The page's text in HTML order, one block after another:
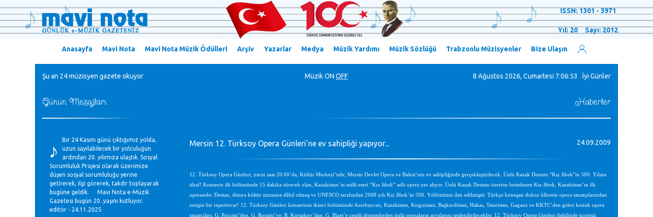
ISSN: 1301 - 3971
Yıl: 20 Sayı: 2012
Anasayfa Mavi Nota Mavi Nota Müzik Ödülleri Arşiv Yazarlar Medya Müzik Yardımı Müzik Sözlüğü Trabzonlu Müzisyenler Bize Ulaşın
Şu an 24 müzisyen gazete okuyor MüzikON OFF 8 Ağustos 2026, Cumartesi 7:06:53 İyi Günler
Günün Mesajları
♪
Bir 24 Kasım günü çıktığımız yolda,
uzun sayılabilecek bir yolculuğun
ardından 20. yılımıza ulaştık. Sosyal
Sorumluluk Projesi olarak üzerimize
düşen sosyal sorumluluğu yerine
getirerek, ilgi görerek, takdir toplayarak
bugüne geldik. Mavi Nota e-Müzik
Gazetesi bugün 20. yaşını kutluyor.
editör - 24.11.2025
Haberler
Mersin 12. Türksoy Opera Günleri’ne ev sahipliği yapıyor... 24.09.2009
12. Türksoy Opera Günleri, yarın saat 20.00’da, Kültür Merkezi’nde, Mersin Devlet Opera ve Balesi’nin ev sahipliğinde gerçekleştirilecek. Ünlü Kazak Destanı “Kız Jibek”in 500. Yılına
ithaf! Konserin ilk bölümünde 15 dakika sürecek olan, Kazakistan’ın milli eseri “Kız Jıbek” adlı opera yer alıyor. Ünlü Kazak Destanı üzerine bestelenen Kız Jibek, Kazakistan’ın ilk
operasıdır. Destan, dünya kültür mirasına dâhil olmuş ve UNESCO tarafından 2008 yılı Kız Jibek’in 500. Yıldönümü ilan edilmiştir. Türkçe konuşan dokuz ülkenin opera sanatçılarından
zengin bir repertuvar! 12. Türksoy Günleri konserinin ikinci bölümünde Azerbaycan, Kazakistan, Kırgızistan, Başkurdistan, Hakas, Tataristan, Gagauz ve KKTC’den gelen konuk opera
sanatçıları, G. Puccini’den, G. Rossini’ye; R. Korsakov’dan, G. Bizet’e çeşitli dönemlerden ünlü operaların aryalarını seslendirilecekler. 12. Türksoy Opera Günleri dahilinde ücretsiz